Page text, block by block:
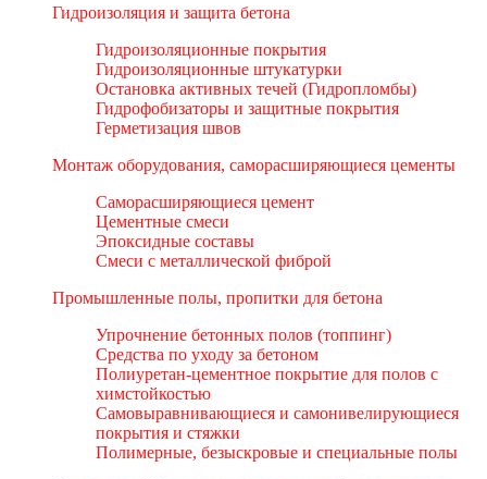
Гидроизоляция и защита бетона
Гидроизоляционные покрытия
Гидроизоляционные штукатурки
Остановка активных течей (Гидропломбы)
Гидрофобизаторы и защитные покрытия
Герметизация швов
Монтаж оборудования, саморасширяющиеся цементы
Саморасширяющиеся цемент
Цементные смеси
Эпоксидные составы
Смеси с металлической фиброй
Промышленные полы, пропитки для бетона
Упрочнение бетонных полов (топпинг)
Средства по уходу за бетоном
Полиуретан-цементное покрытие для полов с
химстойкостью
Самовыравнивающиеся и самонивелирующиеся
покрытия и стяжки
Полимерные, безыскровые и специальные полы